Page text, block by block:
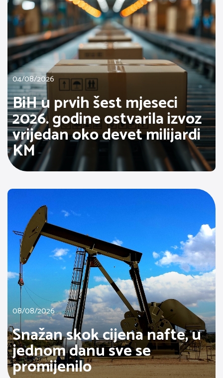
04/08/2026
BiH u prvih šest mjeseci
2026. godine ostvarila izvoz
vrijedan oko devet milijardi
KM
08/08/2026
Snažan skok cijena nafte, u
jednom danu sve se
promijenilo